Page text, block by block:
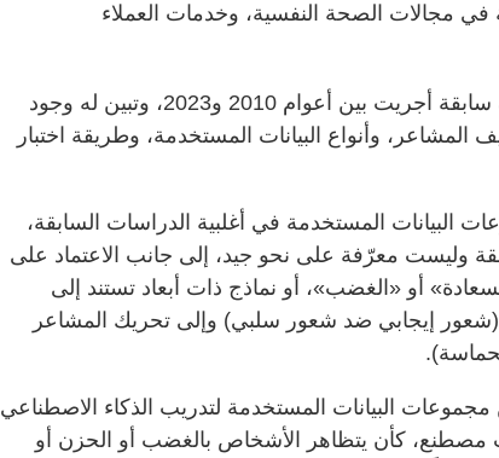
في مجالات الصحة النفسية، وخدمات العملاء
وحلل الفريق البحثي 51 دراسة سابقة أجريت بين أعوام 2010 و2023، وتبين له وجود
وأنواع البيانات المستخدمة، وطريقة اختبار
البيانات المستخدمة في أغلبية الدراسات السابقة،
وليست معرّفة على نحو جيد، إلى جانب الاعتماد على
أو «الغضب»، أو نماذج ذات أبعاد تستند إلى
(شعور إيجابي ضد شعور سلبي) وإلى تحريك المشاعر
البيانات المستخدمة لتدريب الذكاء الاصطناعي
كأن يتظاهر الأشخاص بالغضب أو الحزن أو